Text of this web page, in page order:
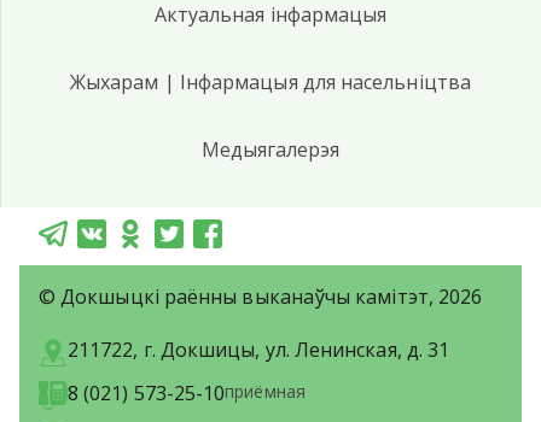
Актуальная інфармацыя
Жыхарам | Інфармацыя для насельніцтва
Медыягалерэя
© Докшыцкі раённы выканаўчы камітэт, 2026
211722, г. Докшицы, ул. Ленинская, д. 31
8 (021) 573-25-10приёмная